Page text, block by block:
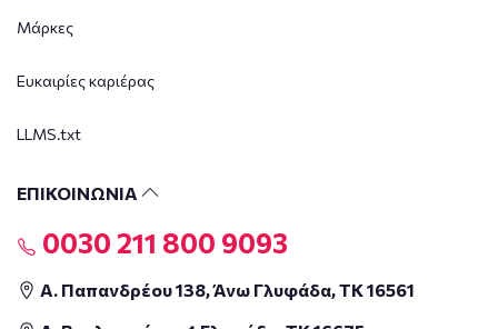
Μάρκες
Ευκαιρίες καριέρας
LLMS.txt
ΕΠΙΚΟΙΝΩΝΙΑ
0030 211 800 9093
Α. Παπανδρέου 138, Άνω Γλυφάδα, ΤΚ 16561